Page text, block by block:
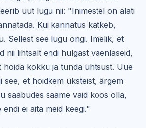
uut lugu nii: "Inimestel on alati
Kui kannatus katkeb,
Sellest see lugu ongi. Imelik, et
nii lihtsalt endi hulgast vaenlaseid,
hoida kokku ja tunda ühtsust. Uue
see, et hoidkem üksteist, ärgem
saabudes saame vaid koos olla,
endi ei aita meid keegi."